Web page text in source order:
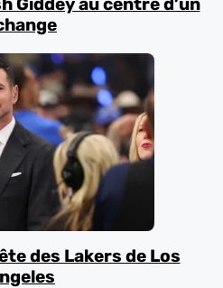
des Lakers de Los